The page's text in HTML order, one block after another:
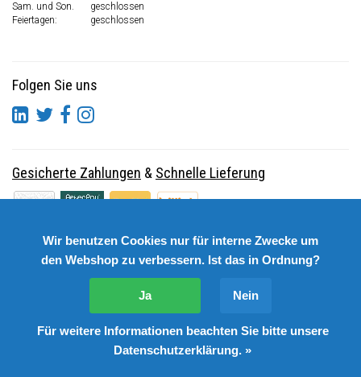
Sam. und Son.
geschlossen
Feiertagen:
geschlossen
Folgen Sie uns
Gesicherte Zahlungen & Schnelle Lieferung
© Copyright 2026 DutchSpares B.V. - Design byWebdinge.nl
DutchSpares B.V. word beoordeeld met: 9,9/10 (2541
Wir benutzen Cookies nur für interne Zwecke um
den Webshop zu verbessern. Ist das in Ordnung?
Ja Nein
Für weitere Informationen beachten Sie bitte unsere
Datenschutzerklärung. »